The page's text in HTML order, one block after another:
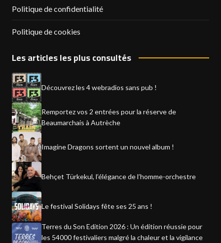
Politique de confidentialité
Politique de cookies
Les articles les plus consultés
Découvrez les 4 webradios sans pub !
Remportez vos 2 entrées pour la réserve de
Beaumarchais à Autrèche
Imagine Dragons sortent un nouvel album !
Behçet Türkekul, l’élégance de l’homme-orchestre
Le festival Solidays fête ses 25 ans !
Terres du Son Edition 2026 : Un édition réussie pour
les 54000 festivaliers malgré la chaleur et la vigilance